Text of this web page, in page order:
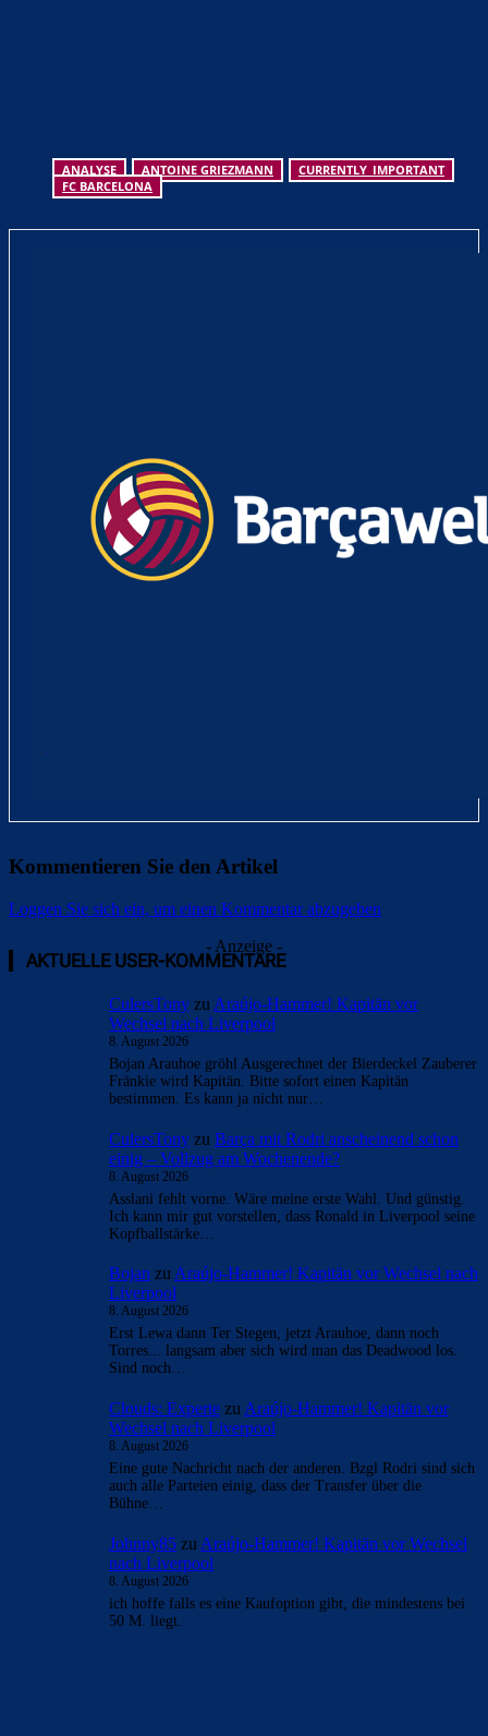
ANALYSE ANTOINE GRIEZMANN
CURRENTLY_IMPORTANT
FC BARCELONA
Kommentieren Sie den Artikel
Loggen Sie sich ein, um einen Kommentar abzugeben
- Anzeige -
AKTUELLE USER-KOMMENTARE
CulersTony zu Araújo-Hammer! Kapitän vor
Wechsel nach Liverpool
8. August 2026
Bojan Arauhoe gröhl Ausgerechnet der Bierdeckel Zauberer
Fränkie wird Kapitän. Bitte sofort einen Kapitän
bestimmen. Es kann ja nicht nur…
CulersTony zu Barça mit Rodri anscheinend schon
einig – Vollzug am Wochenende?
8. August 2026
Asslani fehlt vorne. Wäre meine erste Wahl. Und günstig.
Ich kann mir gut vorstellen, dass Ronald in Liverpool seine
Kopfballstärke…
Bojan zuAraújo-Hammer! Kapitän vor Wechsel nach
Liverpool
8. August 2026
Erst Lewa dann Ter Stegen, jetzt Arauhoe, dann noch
Torres... langsam aber sich wird man das Deadwood los.
Sind noch…
Clouds: Experte zu Araújo-Hammer! Kapitän vor
Wechsel nach Liverpool
8. August 2026
Eine gute Nachricht nach der anderen. Bzgl Rodri sind sich
auch alle Parteien einig, dass der Transfer über die
Bühne…
Johnny85 zu Araújo-Hammer! Kapitän vor Wechsel
nach Liverpool
8. August 2026
ich hoffe falls es eine Kaufoption gibt, die mindestens bei
50 M. liegt.